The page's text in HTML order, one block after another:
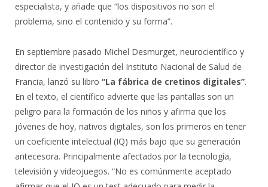
especialista, y añade que “los dispositivos no son el
problema, sino el contenido y su forma”.
En septiembre pasado Michel Desmurget, neurocientífico y
director de investigación del Instituto Nacional de Salud de
Francia, lanzó su libro “La fábrica de cretinos digitales”.
En el texto, el científico advierte que las pantallas son un
peligro para la formación de los niños y afirma que los
jóvenes de hoy, nativos digitales, son los primeros en tener
un coeficiente intelectual (IQ) más bajo que su generación
antecesora. Principalmente afectados por la tecnología,
televisión y videojuegos. “No es comúnmente aceptado